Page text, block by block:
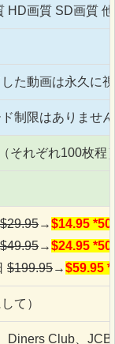
HD画質 SD画質
た動画は永久に
制限はありません
それぞれ100枚程
$29.95→$14.95
$49.95→$24.95
$199.95→$59.95
て）
Diners Club、JCB